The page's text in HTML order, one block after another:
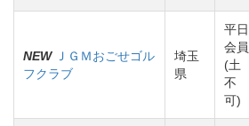
NEW
ＪＧＭおごせゴル
フクラブ
埼玉
県
平日
会員
(土
不
可)